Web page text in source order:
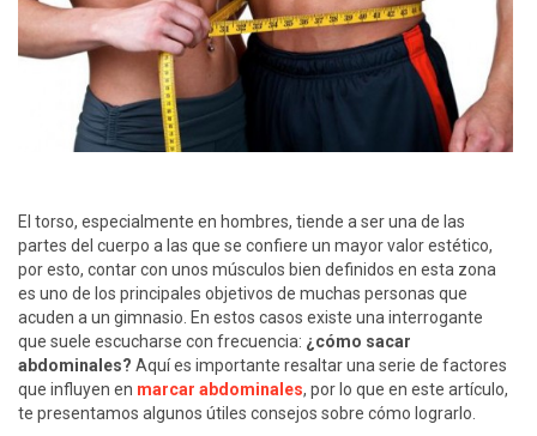
El torso, especialmente en hombres, tiende a ser una de las
partes del cuerpo a las que se confiere un mayor valor estético,
por esto, contar con unos músculos bien definidos en esta zona
es uno de los principales objetivos de muchas personas que
acuden a un gimnasio. En estos casos existe una interrogante
que suele escucharse con frecuencia: ¿cómo sacar
abdominales? Aquí es importante resaltar una serie de factores
que influyen en marcar abdominales, por lo que en este artículo,
te presentamos algunos útiles consejos sobre cómo lograrlo.